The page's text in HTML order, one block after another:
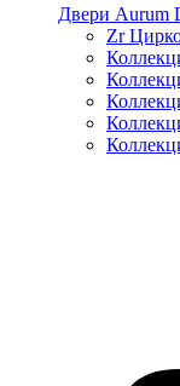
Двери Aurum
Zr